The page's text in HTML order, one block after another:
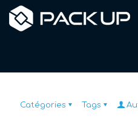
Catégories Tags